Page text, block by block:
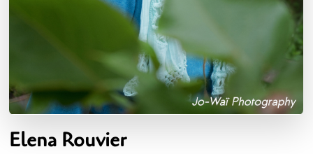
Elena Rouvier